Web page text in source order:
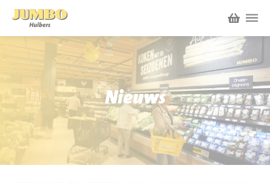
Winkels
P.W.A. Park
Bruïneplein
Nieuws
Acties
Nieuws